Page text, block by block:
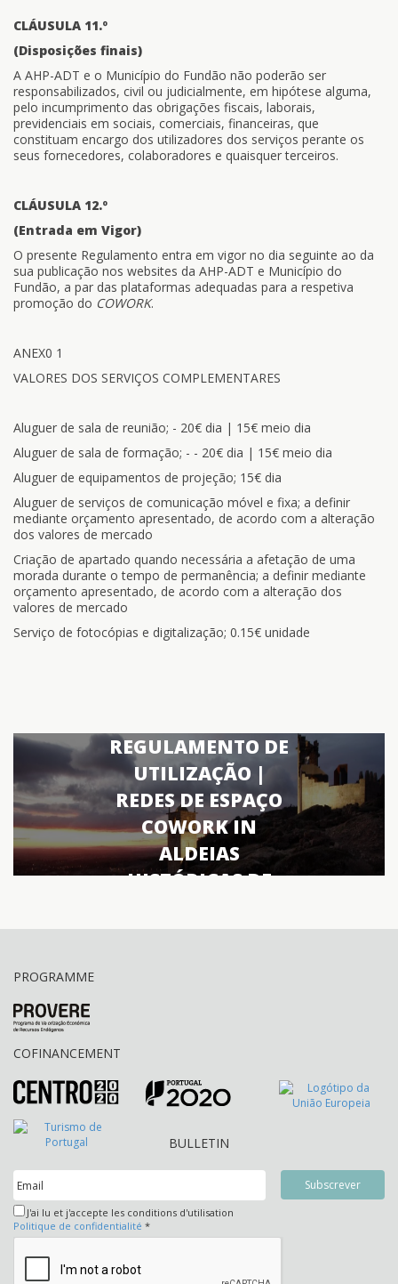
CLÁUSULA 11.º
(Disposições finais)
A AHP-ADT e o Município do Fundão não poderão ser
responsabilizados, civil ou judicialmente, em hipótese alguma,
pelo incumprimento das obrigações fiscais, laborais,
previdenciais em sociais, comerciais, financeiras, que
constituam encargo dos utilizadores dos serviços perante os
seus fornecedores, colaboradores e quaisquer terceiros.
CLÁUSULA 12.º
(Entrada em Vigor)
O presente Regulamento entra em vigor no dia seguinte ao da
sua publicação nos websites da AHP-ADT e Município do
Fundão, a par das plataformas adequadas para a respetiva
promoção do COWORK.
ANEX0 1
VALORES DOS SERVIÇOS COMPLEMENTARES
Aluguer de sala de reunião; - 20€ dia | 15€ meio dia
Aluguer de sala de formação; - - 20€ dia | 15€ meio dia
Aluguer de equipamentos de projeção; 15€ dia
Aluguer de serviços de comunicação móvel e fixa; a definir
mediante orçamento apresentado, de acordo com a alteração
dos valores de mercado
Criação de apartado quando necessária a afetação de uma
morada durante o tempo de permanência; a definir mediante
orçamento apresentado, de acordo com a alteração dos
valores de mercado
Serviço de fotocópias e digitalização; 0.15€ unidade
REGULAMENTO DE
UTILIZAÇÃO |
REDES DE ESPAÇO
COWORK IN
ALDEIAS
HISTÓRICAS DE
PROGRAMME
COFINANCEMENT
BULLETIN
J'ai lu et j'accepte les conditions d'utilisation
Politique de confidentialité *